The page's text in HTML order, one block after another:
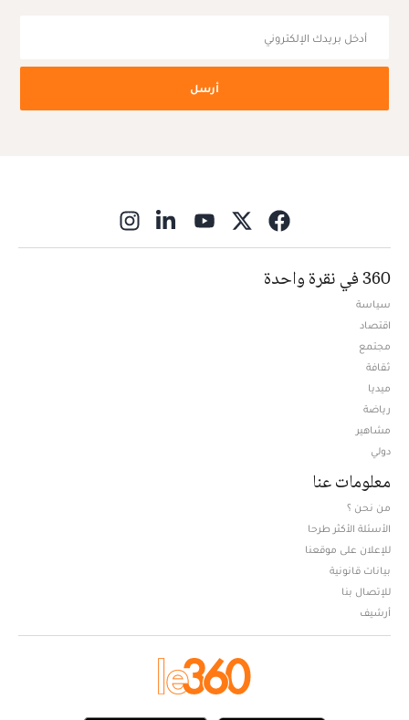
أرسل
360 في نقرة واحدة
سياسة
اقتصاد
مجتمع
ثقافة
ميديا
رياضة
مشاهير
دولي
معلومات عنا
من نحن ؟
الأسئلة الأكثر طرحا
للإعلان على موقعنا
بيانات قانونية
للإتصال بنا
أرشيف